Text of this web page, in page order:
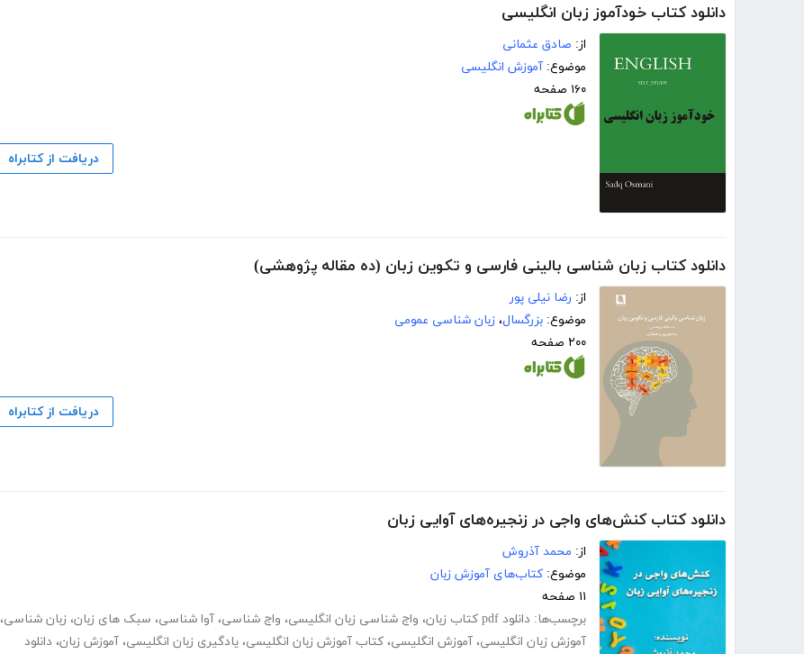
دانلود کتاب خودآموز زبان انگلیسی
از: صادق عثمانی
موضوع: آموزش انگلیسی
۱۶۰ صفحه
دریافت از کتابراه
دانلود کتاب زبان شناسی بالینی فارسی و تکوین زبان (ده مقاله پژوهشی)
از: رضا نیلی پور
موضوع: بزرگسال، زبان شناسی عمومی
۲۰۰ صفحه
دریافت از کتابراه
دانلود کتاب کنش‌های واجی در زنجیره‌های آوایی زبان
از: محمد آذروش
موضوع: کتاب‌های آموزش زبان
۱۱ صفحه
برچسب‌ها: دانلود pdf کتاب زبان ، واج شناسی زبان انگلیسی، واج شناسی، آوا شناسی، سبک های زبان، زبان شناسی،
آموزش زبان انگلیسی، آموزش انگلیسی، کتاب آموزش زبان انگلیسی، یادگیری زبان انگلیسی، آموزش زبان، دانلود